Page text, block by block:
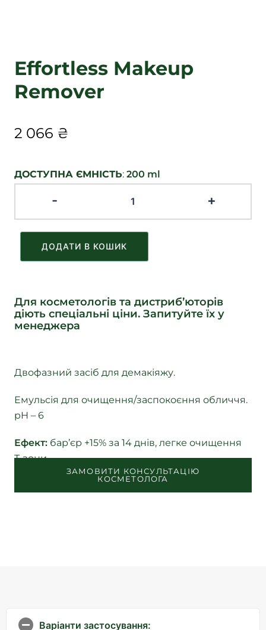
Effortless Makeup
Remover
2 066 ₴
ДОСТУПНА ЄМНІСТЬ: 200 ml
- +
ДОДАТИ В КОШИК
Для косметологів та дистриб’юторів
діють спеціальні ціни. Запитуйте їх у
менеджера
Двофазний засіб для демакіяжу.
Емульсія для очищення/заспокоєння обличчя.
pH – 6
Ефект: бар’єр +15% за 14 днів, легке очищення
T-зони.
ЗАМОВИТИ КОНСУЛЬТАЦІЮ
КОСМЕТОЛОГА
Варіанти застосування: